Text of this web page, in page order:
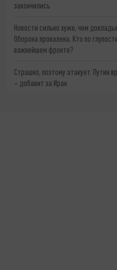
закончились
Новости сильно хуже, чем
Оборона провалена. Кто по
важнейшем фронте?
Страшно, поэтому атакует. Путин
– добавит за Иран